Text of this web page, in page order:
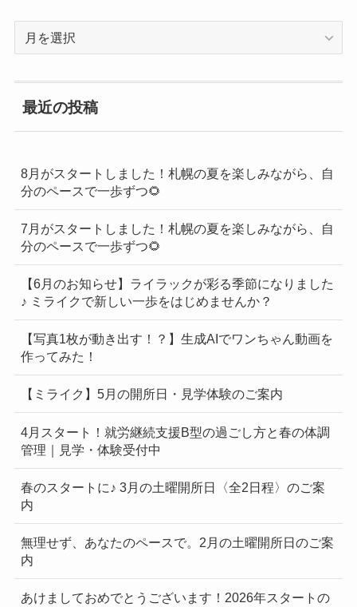
一
覧
最近の投稿
8月がスタートしました！札幌の夏を楽しみながら、自
分のペースで一歩ずつ🌻
7月がスタートしました！札幌の夏を楽しみながら、自
分のペースで一歩ずつ🌻
【6月のお知らせ】ライラックが彩る季節になりました
♪ ミライクで新しい一歩をはじめませんか？
【写真1枚が動き出す！？】生成AIでワンちゃん動画を
作ってみた！
【ミライク】5月の開所日・見学体験のご案内
4月スタート！就労継続支援B型の過ごし方と春の体調
管理｜見学・体験受付中
春のスタートに♪ 3月の土曜開所日〈全2日程〉のご案
内
無理せず、あなたのペースで。2月の土曜開所日のご案
内
あけましておめでとうございます！2026年スタートの